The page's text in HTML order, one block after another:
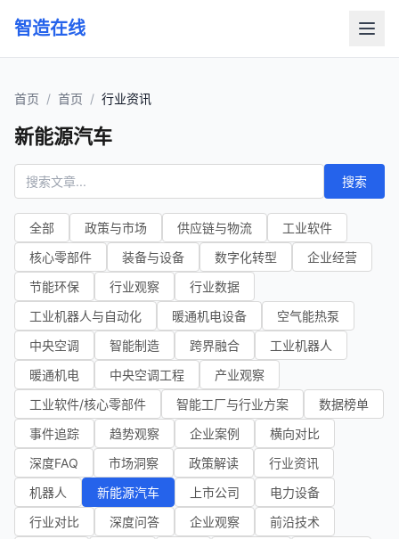
智造在线
首页 / 首页 / 行业资讯
新能源汽车
搜索
全部 政策与市场 供应链与物流
工业软件
核心零部件
装备与设备 数字化转型
企业经营
节能环保
行业观察
行业数据
工业机器人与自动化
暖通机电设备
空气能热泵
中央空调
智能制造 跨界融合
工业机器人
暖通机电
中央空调工程
产业观察
工业软件/核心零部件
智能工厂与行业方案
数据榜单
事件追踪
趋势观察 企业案例
横向对比
深度FAQ
市场洞察 政策解读
行业资讯
机器人
新能源汽车 上市公司
电力设备
行业对比
深度问答 企业观察
前沿技术